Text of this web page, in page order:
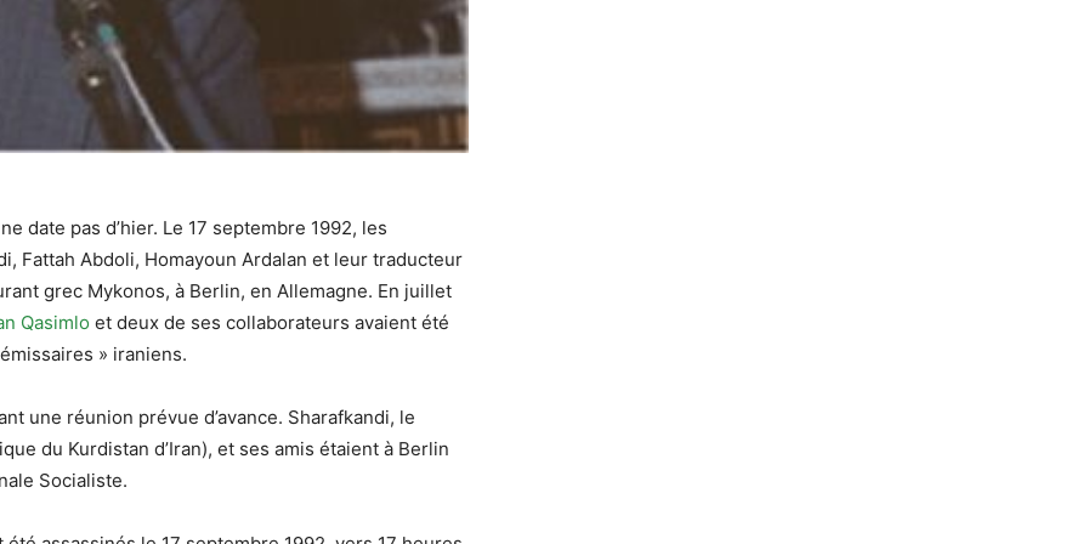
date pas d’hier. Le 17 septembre 1992, les
Fattah Abdoli, Homayoun Ardalan et leur traducteur
grec Mykonos, à Berlin, en Allemagne. En juillet
Qasimlo et deux de ses collaborateurs avaient été
» iraniens.
une réunion prévue d’avance. Sharafkandi, le
du Kurdistan d’Iran), et ses amis étaient à Berlin
Socialiste.